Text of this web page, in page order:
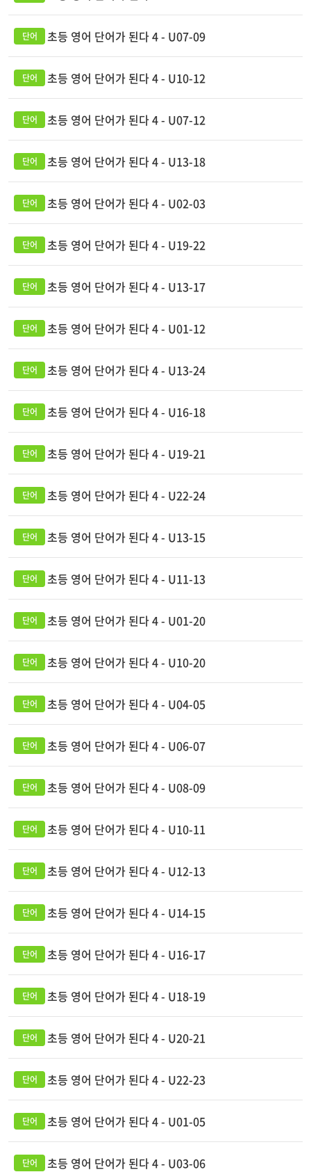
초등 영어 단어가 된다 4 - U07-09
초등 영어 단어가 된다 4 - U10-12
초등 영어 단어가 된다 4 - U07-12
초등 영어 단어가 된다 4 - U13-18
초등 영어 단어가 된다 4 - U02-03
초등 영어 단어가 된다 4 - U19-22
초등 영어 단어가 된다 4 - U13-17
초등 영어 단어가 된다 4 - U01-12
초등 영어 단어가 된다 4 - U13-24
초등 영어 단어가 된다 4 - U16-18
초등 영어 단어가 된다 4 - U19-21
초등 영어 단어가 된다 4 - U22-24
초등 영어 단어가 된다 4 - U13-15
초등 영어 단어가 된다 4 - U11-13
초등 영어 단어가 된다 4 - U01-20
초등 영어 단어가 된다 4 - U10-20
초등 영어 단어가 된다 4 - U04-05
초등 영어 단어가 된다 4 - U06-07
초등 영어 단어가 된다 4 - U08-09
초등 영어 단어가 된다 4 - U10-11
초등 영어 단어가 된다 4 - U12-13
초등 영어 단어가 된다 4 - U14-15
초등 영어 단어가 된다 4 - U16-17
초등 영어 단어가 된다 4 - U18-19
초등 영어 단어가 된다 4 - U20-21
초등 영어 단어가 된다 4 - U22-23
초등 영어 단어가 된다 4 - U01-05
초등 영어 단어가 된다 4 - U03-06